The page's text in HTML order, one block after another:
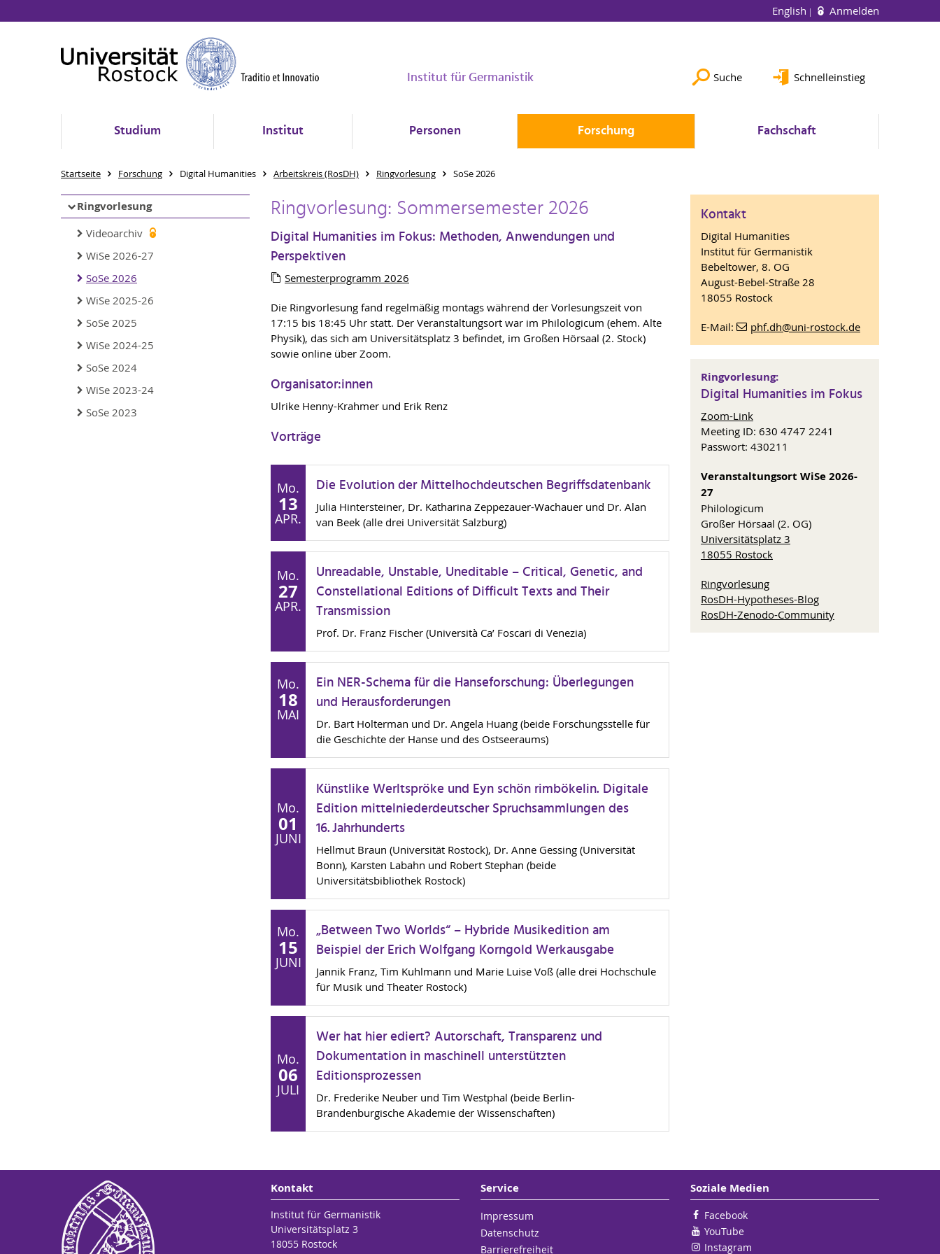
English Anmelden
Institut für Germanistik Suche Schnelleinstieg
Studium Institut Personen Forschung Fachschaft
Startseite Forschung Digital Humanities Arbeitskreis (RosDH) Ringvorlesung SoSe 2026
Ringvorlesung
Videoarchiv
WiSe 2026-27
SoSe 2026
WiSe 2025-26
SoSe 2025
WiSe 2024-25
SoSe 2024
WiSe 2023-24
SoSe 2023
Ringvorlesung: Sommersemester 2026
Digital Humanities im Fokus: Methoden, Anwendungen und
Perspektiven
Semesterprogramm 2026
Die Ringvorlesung fand regelmäßig montags während der Vorlesungszeit von
17:15 bis 18:45 Uhr statt. Der Veranstaltungsort war im Philologicum (ehem. Alte
Physik), das sich am Universitätsplatz 3 befindet, im Großen Hörsaal (2. Stock)
sowie online über Zoom.
Organisator:innen
Ulrike Henny-Krahmer und Erik Renz
Vorträge
Mo.
13
APR.
Die Evolution der Mittelhochdeutschen Begriffsdatenbank
Julia Hintersteiner, Dr. Katharina Zeppezauer-Wachauer und Dr. Alan
van Beek (alle drei Universität Salzburg)
Mo.
27
APR.
Unreadable, Unstable, Uneditable – Critical, Genetic, and
Constellational Editions of Difficult Texts and Their
Transmission
Prof. Dr. Franz Fischer (Università Ca’ Foscari di Venezia)
Mo.
18
MAI
Ein NER-Schema für die Hanseforschung: Überlegungen
und Herausforderungen
Dr. Bart Holterman und Dr. Angela Huang (beide Forschungsstelle für
die Geschichte der Hanse und des Ostseeraums)
Mo.
01
JUNI
Künstlike Werltspröke und Eyn schön rimbökelin. Digitale
Edition mittelniederdeutscher Spruchsammlungen des
16. Jahrhunderts
Hellmut Braun (Universität Rostock), Dr. Anne Gessing (Universität
Bonn), Karsten Labahn und Robert Stephan (beide
Universitätsbibliothek Rostock)
Mo.
15
JUNI
„Between Two Worlds“ – Hybride Musikedition am
Beispiel der Erich Wolfgang Korngold Werkausgabe
Jannik Franz, Tim Kuhlmann und Marie Luise Voß (alle drei Hochschule
für Musik und Theater Rostock)
Mo.
06
JULI
Wer hat hier ediert? Autorschaft, Transparenz und
Dokumentation in maschinell unterstützten
Editionsprozessen
Dr. Frederike Neuber und Tim Westphal (beide Berlin-
Brandenburgische Akademie der Wissenschaften)
Kontakt
Digital Humanities
Institut für Germanistik
Bebeltower, 8. OG
August-Bebel-Straße 28
18055 Rostock
E-Mail: phf.dh@uni-rostock.de
Ringvorlesung:
Digital Humanities im Fokus
Zoom-Link
Meeting ID: 630 4747 2241
Passwort: 430211
Veranstaltungsort WiSe 2026-
27
Philologicum
Großer Hörsaal (2. OG)
Universitätsplatz 3
18055 Rostock
Ringvorlesung
RosDH-Hypotheses-Blog
RosDH-Zenodo-Community
Kontakt
Institut für Germanistik
Universitätsplatz 3
18055 Rostock
Service
Impressum
Datenschutz
Barrierefreiheit
Soziale Medien
Facebook
YouTube
Instagram